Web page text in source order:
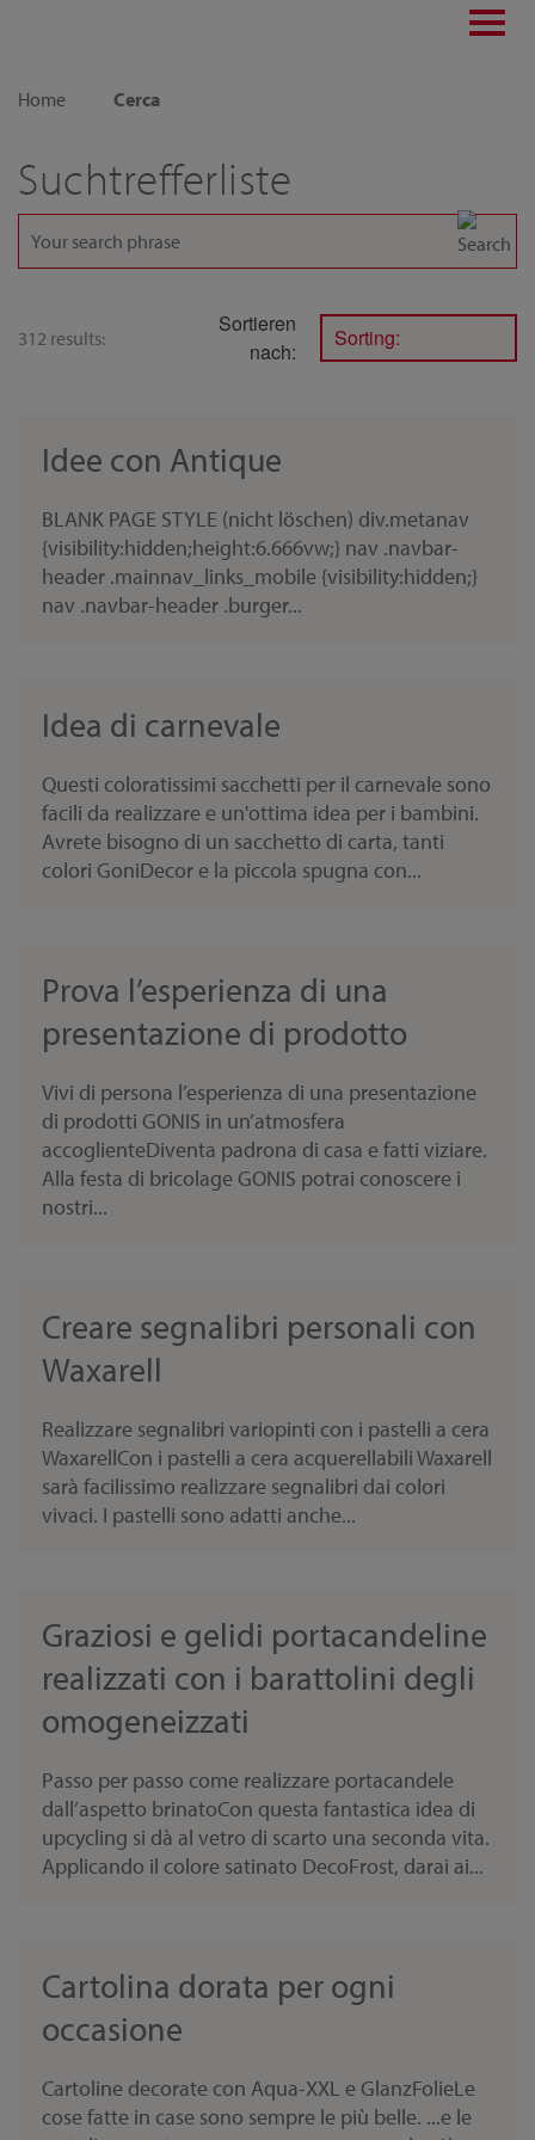
Home
Cerca
Suchtrefferliste
312 results:
Sortieren
nach:
Sorting:
Idee con Antique
BLANK PAGE STYLE (nicht löschen) div.metanav
{visibility:hidden;height:6.666vw;} nav .navbar-
header .mainnav_links_mobile {visibility:hidden;}
nav .navbar-header .burger...
Idea di carnevale
Questi coloratissimi sacchetti per il carnevale sono
facili da realizzare e un'ottima idea per i bambini.
Avrete bisogno di un sacchetto di carta, tanti
colori GoniDecor e la piccola spugna con...
Prova l’esperienza di una
presentazione di prodotto
Vivi di persona l’esperienza di una presentazione
di prodotti GONIS in un’atmosfera
accoglienteDiventa padrona di casa e fatti viziare.
Alla festa di bricolage GONIS potrai conoscere i
nostri...
Creare segnalibri personali con
Waxarell
Realizzare segnalibri variopinti con i pastelli a cera
WaxarellCon i pastelli a cera acquerellabili Waxarell
sarà facilissimo realizzare segnalibri dai colori
vivaci. I pastelli sono adatti anche...
Graziosi e gelidi portacandeline
realizzati con i barattolini degli
omogeneizzati
Passo per passo come realizzare portacandele
dall’aspetto brinatoCon questa fantastica idea di
upcycling si dà al vetro di scarto una seconda vita.
Applicando il colore satinato DecoFrost, darai ai...
Cartolina dorata per ogni
occasione
Cartoline decorate con Aqua-XXL e GlanzFolieLe
cose fatte in case sono sempre le più belle. ...e le